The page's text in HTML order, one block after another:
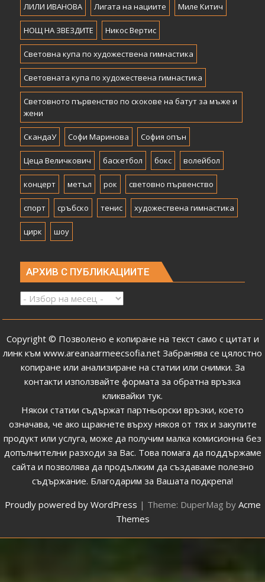
ЛИЛИ ИВАНОВА Лигата на нациите Миле Китич
НОЩ НА ЗВЕЗДИТЕ Никос Вертис
Световна купа по художествена гимнастика
Световната купа по художествена гимнастика
Световното първенство по скокове на батут за мъже и
жени
СкандаУ Софи Маринова София опън
Цеца Величкович баскетбол бокс волейбол
концерт метъл рок световно първенство
спорт сръбско тенис художествена гимнастика
цирк шоу
АРХИВ С ПУБЛИКАЦИИТЕ
Архив
Copyright © Позволено е копиране на текст само с цитат и
линк към www.areanaarmeecsofia.net Забранява се цялостно
копиране или анализиране на статии или снимки. За
контакти използвайте формата за обратна връзка
кликвайки тук.
Някои статии съдържат партньорски връзки, което
означава, че ако щракнете върху някоя от тях и закупите
продукт или услуга, може да получим малка комисионна без
допълнителни разходи за Вас. Това помага да поддържаме
сайта и позволява да продължим да създаваме полезно
съдържание. Благодарим за Вашата подкрепа!
Proudly powered by WordPress | Theme: DuperMag by Acme
Themes